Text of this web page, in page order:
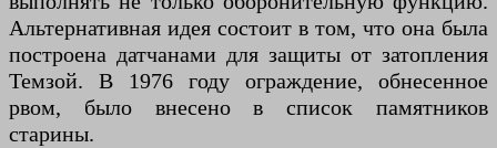
Альтернативная идея состоит в том, что она была
построена датчанами для защиты от затопления
Темзой. В 1976 году ограждение, обнесенное
рвом, было внесено в список памятников
старины.